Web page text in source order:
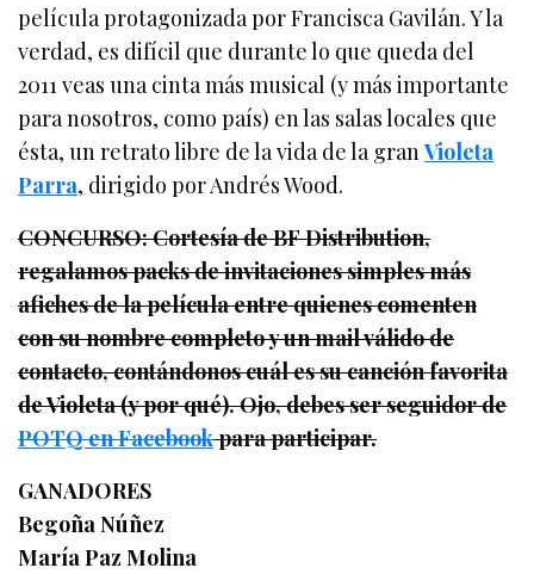
película protagonizada por Francisca Gavilán. Y la
verdad, es difícil que durante lo que queda del
2011 veas una cinta más musical (y más importante
para nosotros, como país) en las salas locales que
ésta, un retrato libre de la vida de la granVioleta
Parra, dirigido por Andrés Wood.
CONCURSO: Cortesía de BF Distribution,
regalamos packs de invitaciones simples más
afiches de la película entre quienes comenten
con su nombre completo y un mail válido de
contacto, contándonos cuál es su canción favorita
de Violeta (y por qué). Ojo, debes ser seguidor de
POTQ en Facebookpara participar.
GANADORES
Begoña Núñez
María Paz Molina